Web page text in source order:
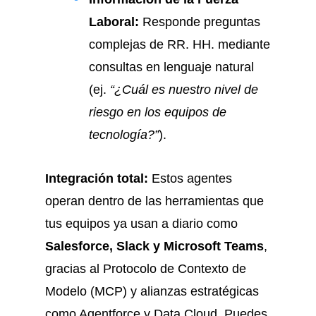
Laboral: Responde preguntas
complejas de RR. HH. mediante
consultas en lenguaje natural
(ej. “¿Cuál es nuestro nivel de
riesgo en los equipos de
tecnología?”).
Integración total: Estos agentes
operan dentro de las herramientas que
tus equipos ya usan a diario como
Salesforce, Slack y Microsoft Teams,
gracias al Protocolo de Contexto de
Modelo (MCP) y alianzas estratégicas